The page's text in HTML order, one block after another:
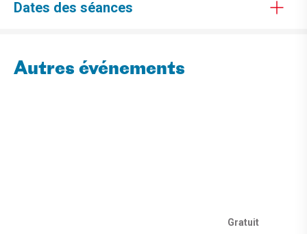
Dates des séances
Autres événements
Gratuit